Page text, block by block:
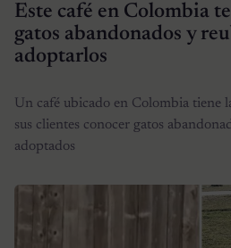
Este café en Colombia
gatos abandonados y
adoptarlos
Un café ubicado en Colombia tiene
sus clientes conocer gatos
adoptados